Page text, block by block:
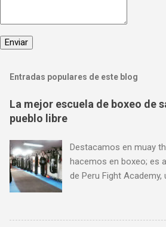
Entradas populares de este blog
La mejor escuela de boxeo de
pueblo libre
Destacamos en muay
hacemos en boxeo; es
de Peru Fight Academy,
lugar para aprender
Pueblo Libre y Jesús